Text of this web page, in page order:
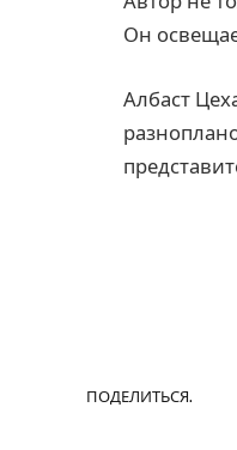
Он
Албаст
ПОДЕЛИТЬСЯ.